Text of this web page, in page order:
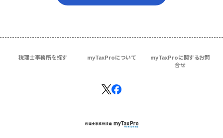
税理士事務所を探す myTaxProについて
myTaxProに関するお問
合せ